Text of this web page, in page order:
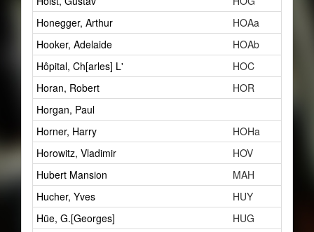
Honegger, Arthur
HOAa
Hooker, Adelaide
HOAb
Hôpital, Ch[arles] L'
HOC
Horan, Robert
HOR
Horgan, Paul
Horner, Harry
HOHa
Horowitz, Vladimir
HOV
Hubert Mansion
MAH
Hucher, Yves
HUY
Hüe, G.[Georges]
HUG